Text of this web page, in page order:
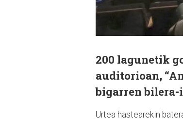
200 lagunetik
auditorioan,
bigarren
Urtea hastearekin